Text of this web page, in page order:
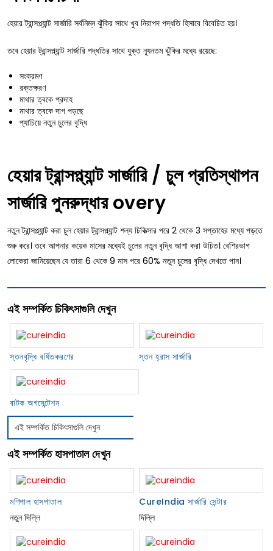
হেয়ার ট্রান্সপ্ল্যান্ট সার্জারি সর্বনিম্ন ঝুঁকির সাথে খুব নিরাপদ পদ্ধতি হিসাবে বিবেচিত হয়।
তবে হেয়ার ট্রান্সপ্ল্যান্ট সার্জারি পদ্ধতির সাথে যুক্ত ন্যূনতম ঝুঁকির মধ্যে রয়েছে:
সংক্রমণ
রক্তক্ষরণ
মাথার ত্বকে প্রদাহ
মাথার ত্বকে দাগ পড়ছে
প্যাচিয়ে নতুন চুলের বৃদ্ধি
হেয়ার ট্রান্সপ্ল্যান্ট সার্জারি / চুল প্রতিস্থাপন
সার্জারি পুনরুদ্ধার overy
নতুন ট্রান্সপ্ল্যান্ট করা চুল হেয়ার ট্রান্সপ্ল্যান্ট শল্য চিকিত্সার পরে 2 থেকে 3 সপ্তাহের মধ্যে পড়তে
শুরু করে। তবে আপনার কয়েক মাসের মধ্যেই চুলের নতুন বৃদ্ধি আশা করা উচিত। বেশিরভাগ
লোকেরা জানিয়েছেন যে তারা 6 থেকে 9 মাস পরে 60% নতুন চুলের বৃদ্ধি দেখতে পান।
এই সম্পর্কিত চিকিৎসাগুলি দেখুন
স্তনবৃদ্ধি বর্ধিতকরণের স্তন হ্রাস সার্জারি
বাটক অগমেন্টেশন
এই সম্পর্কিত চিকিৎসাগুলি দেখুন
এই সম্পর্কিত হাসপাতাল দেখুন
মণিপাল হাসপাতাল
নতুন দিল্লি
CureIndia সার্জারি সেন্টার
দিল্লি